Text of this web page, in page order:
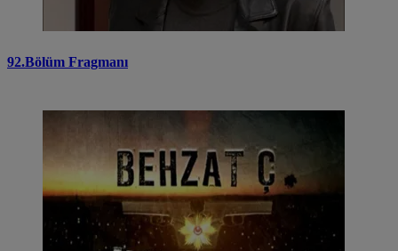
92.Bölüm Fragmanı